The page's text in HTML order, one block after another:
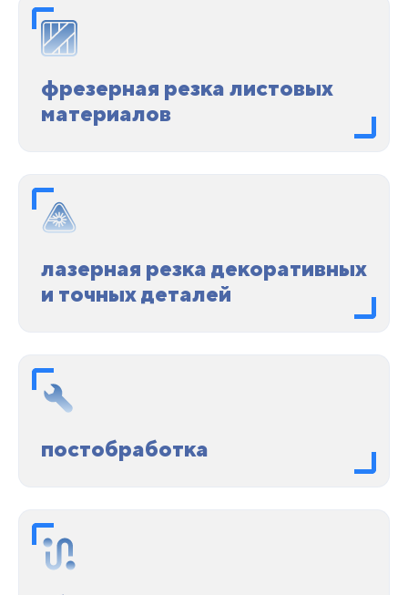
фрезерная резка листовых
материалов
лазерная резка декоративных
и точных деталей
постобработка